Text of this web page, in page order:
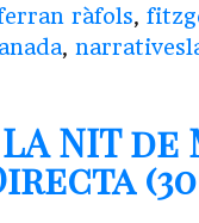
ràfols,
,
LA NIT